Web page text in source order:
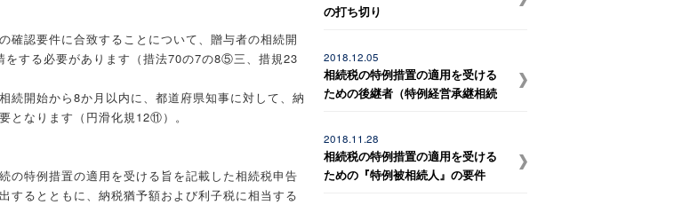
確認要件に合致することについて、贈与者の相続開
する必要があります（措法70の7の8⑤三、措規23
続開始から8か月以内に、都道府県知事に対して、納
となります（円滑化規12⑪）。
の特例措置の適用を受ける旨を記載した相続税申告
するとともに、納税猶予額および利子税に相当する
の打ち切り
2018.12.05
相続税の特例措置の適用を受ける
ための後継者（特例経営承継相続
2018.11.28
相続税の特例措置の適用を受ける
ための『特例被相続人』の要件